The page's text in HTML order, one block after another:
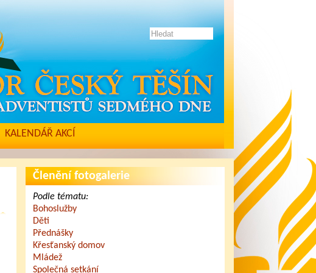
KALENDÁŘ AKCÍ
Členění fotogalerie
Podle tématu:
Bohoslužby
Děti
Přednášky
Křesťanský domov
Mládež
Společná setkání